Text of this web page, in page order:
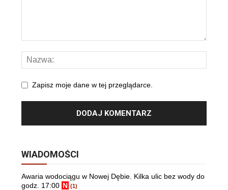
Zapisz moje dane w tej przeglądarce.
WIADOMOŚCI
Awaria wodociągu w Nowej Dębie. Kilka ulic bez wody do
godz. 17:00 N (1)